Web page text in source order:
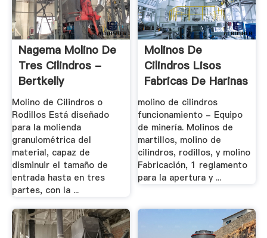
Nagema Molino De
Tres Cilindros -
Bertkelly
Molino de Cilindros o
Rodillos Está diseñado
para la molienda
granulométrica del
material, capaz de
disminuir el tamaño de
entrada hasta en tres
partes, con la ...
Molinos De
Cilindros Lisos
Fabricas De Harinas
molino de cilindros
funcionamiento - Equipo
de minería. Molinos de
martillos, molino de
cilindros, rodillos, y molino
Fabricación, 1 reglamento
para la apertura y ...